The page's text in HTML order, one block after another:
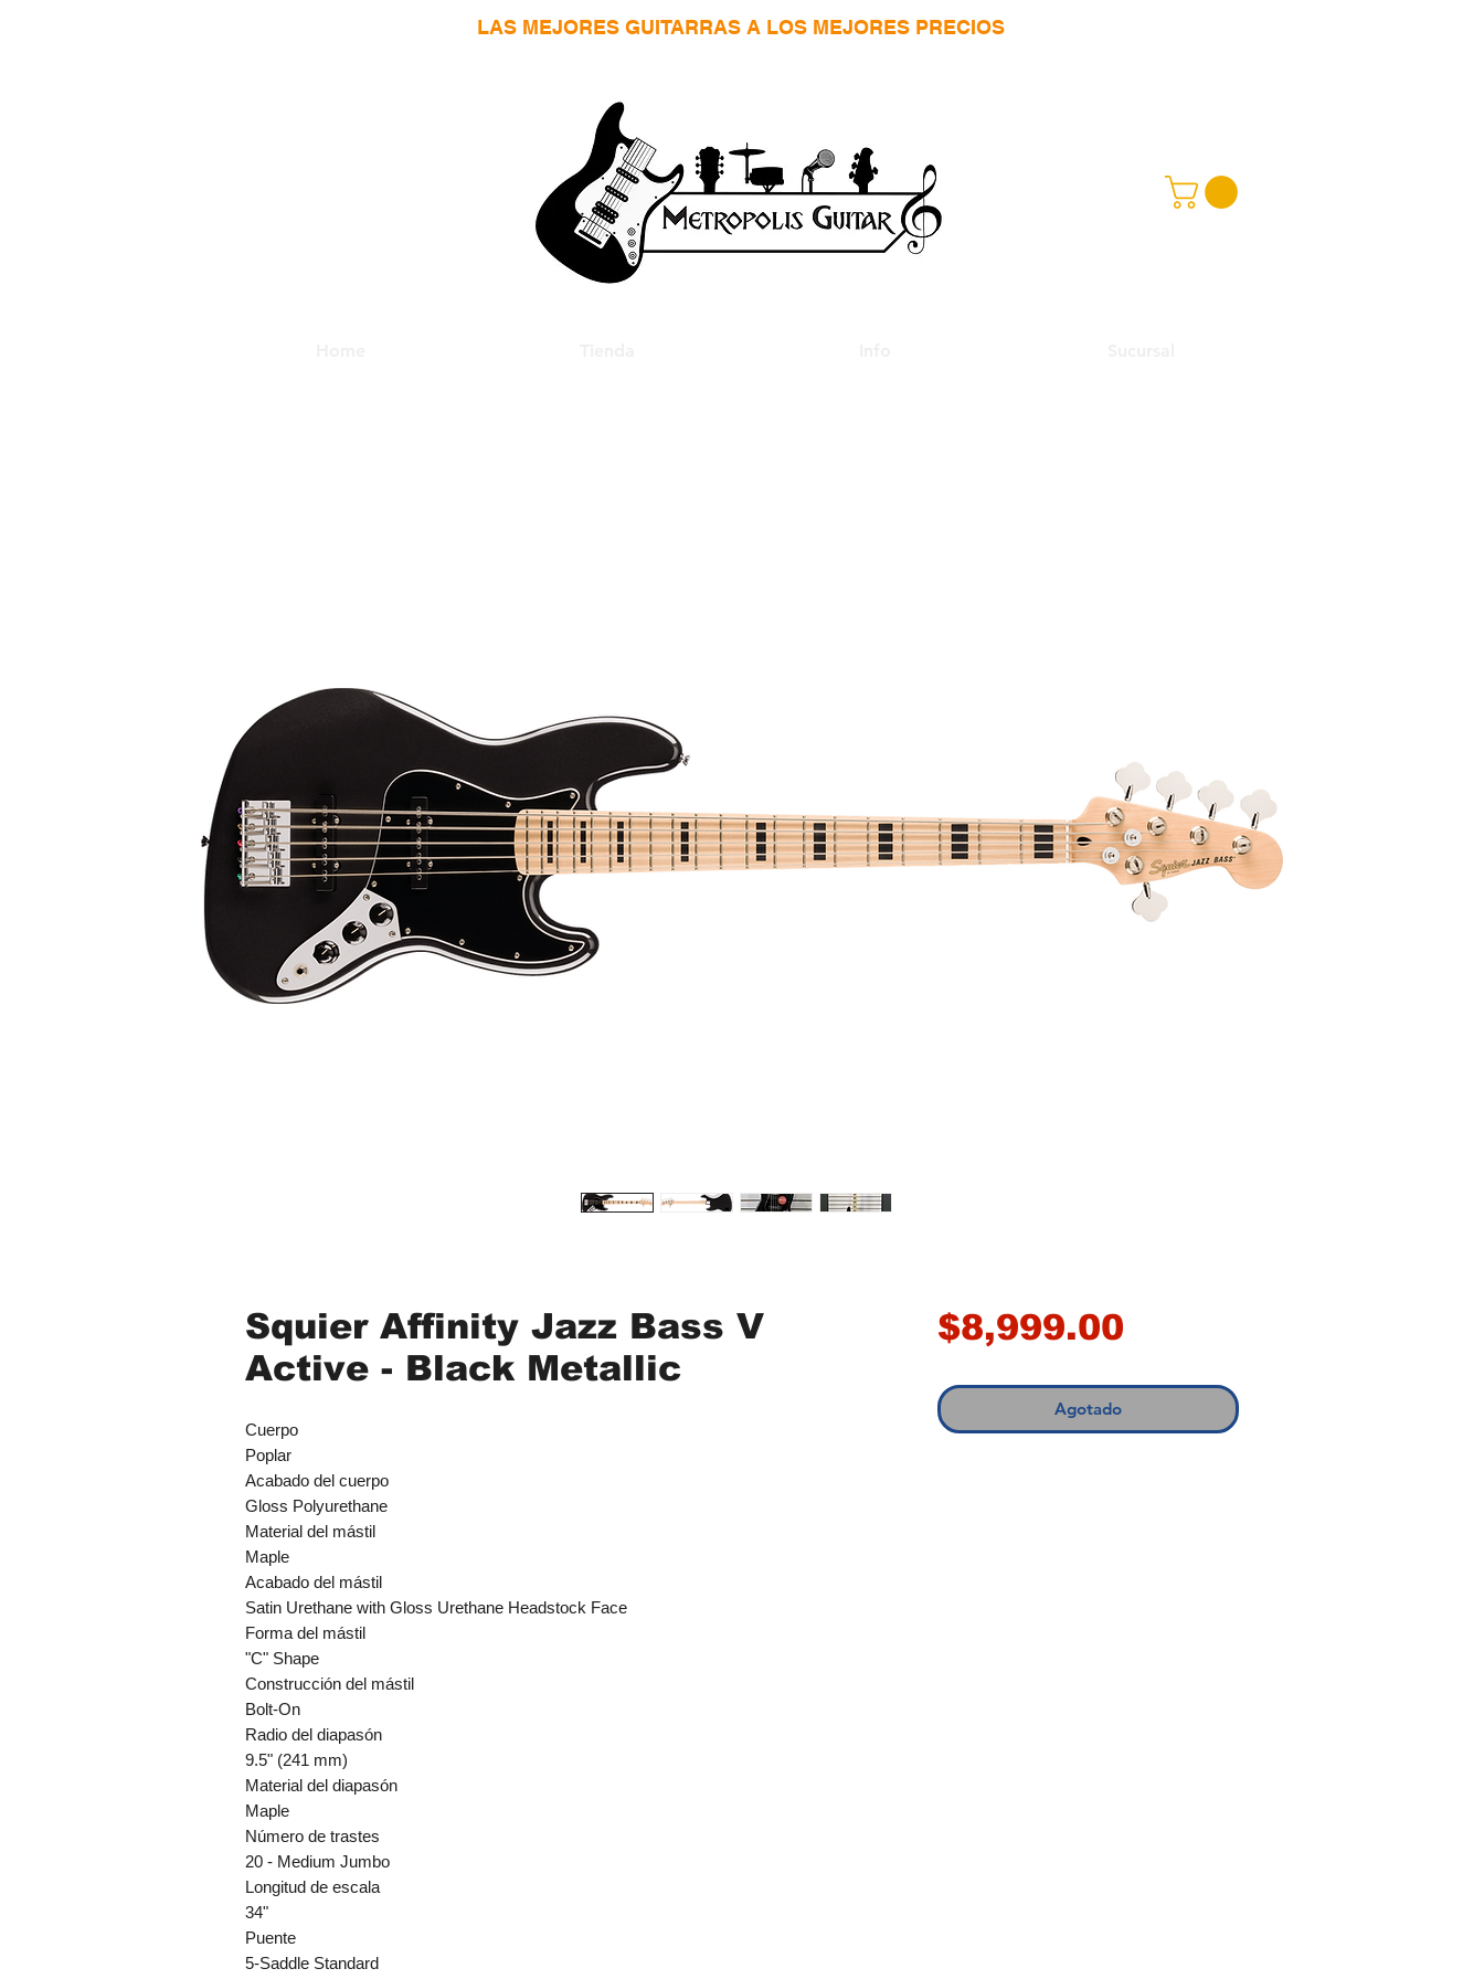
LAS MEJORES GUITARRAS A LOS MEJORES PRECIOS
Squier Affinity Jazz Bass V
Active - Black Metallic
Cuerpo
Poplar
Acabado del cuerpo
Gloss Polyurethane
Material del mástil
Maple
Acabado del mástil
Satin Urethane with Gloss Urethane Headstock Face
Forma del mástil
"C" Shape
Construcción del mástil
Bolt-On
Radio del diapasón
9.5" (241 mm)
Material del diapasón
Maple
Número de trastes
20 - Medium Jumbo
Longitud de escala
34"
Puente
5-Saddle Standard
$8,999.00Precio
Agotado